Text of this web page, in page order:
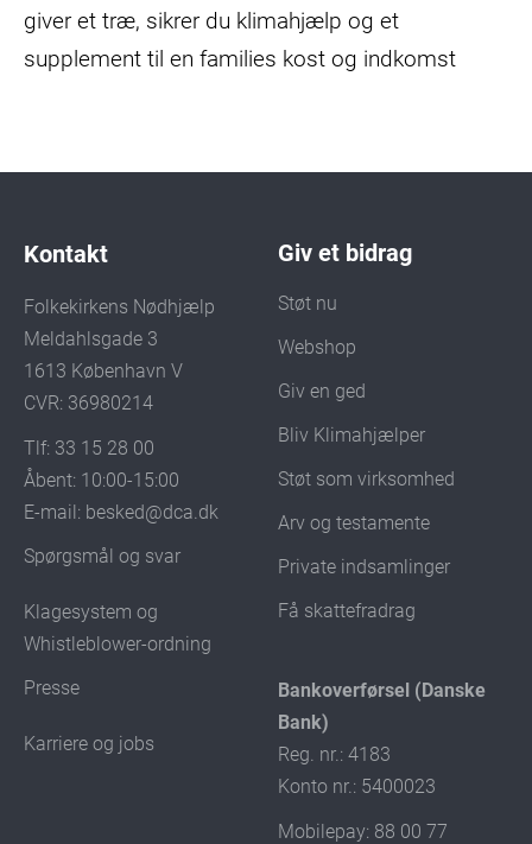
giver et træ, sikrer du klimahjælp og et
supplement til en families kost og indkomst
Kontakt
Folkekirkens Nødhjælp
Meldahlsgade 3
1613 København V
CVR: 36980214
Tlf: 33 15 28 00
Åbent: 10:00-15:00
E-mail: besked@dca.dk
Spørgsmål og svar
Klagesystem og
Whistleblower-ordning
Presse
Karriere og jobs
Giv et bidrag
Støt nu
Webshop
Giv en ged
Bliv Klimahjælper
Støt som virksomhed
Arv og testamente
Private indsamlinger
Få skattefradrag
Bankoverførsel (Danske
Bank)
Reg. nr.: 4183
Konto nr.: 5400023
Mobilepay: 88 00 77